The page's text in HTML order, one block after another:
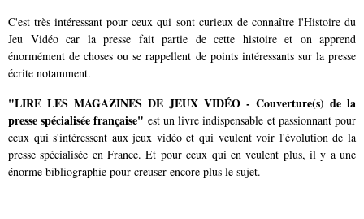
C'est très intéressant pour ceux qui sont curieux de connaître l'Histoire du
Jeu Vidéo car la presse fait partie de cette histoire et on apprend
énormément de choses ou se rappellent de points intéressants sur la presse
écrite notamment.
"LIRE LES MAGAZINES DE JEUX VIDÉO - Couverture(s) de la
presse spécialisée française" est un livre indispensable et passionnant pour
ceux qui s'intéressent aux jeux vidéo et qui veulent voir l'évolution de la
presse spécialisée en France. Et pour ceux qui en veulent plus, il y a une
énorme bibliographie pour creuser encore plus le sujet.